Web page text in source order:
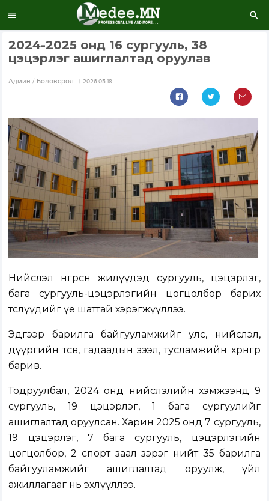
2024-2025 онд 16 сургууль, 38
цэцэрлэг ашиглалтад оруулав
Aдмин / Боловсрол 2026.05.18
Нийслэл өнгөрсөн жилүүдэд сургууль, цэцэрлэг,
бага сургууль-цэцэрлэгийн цогцолбор барих
төслүүдийг үе шаттай хэрэгжүүллээ.
Эдгээр барилга байгууламжийг улс, нийслэл,
дүүргийн төсөв, гадаадын зээл, тусламжийн хөрөнгөөр
барив.
Тодруулбал, 2024 онд нийслэлийн хэмжээнд 9
сургууль, 19 цэцэрлэг, 1 бага сургуулийг
ашиглалтад оруулсан. Харин 2025 онд 7 сургууль,
19 цэцэрлэг, 7 бага сургууль, цэцэрлэгийн
цогцолбор, 2 спорт заал зэрэг нийт 35 барилга
байгууламжийг ашиглалтад оруулж, үйл
ажиллагааг нь эхлүүллээ.